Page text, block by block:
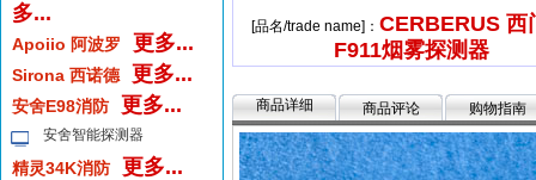
多...
Apoiio 阿波罗 更多...
Sirona 西诺德 更多...
安舍E98消防 更多...
安舍智能探测器
精灵34K消防 更多...
[品名/trade name]： CERBERUS 西
F911烟雾探测器
商品详细 商品评论 购物指南